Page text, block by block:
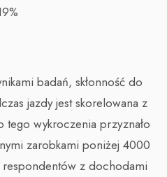
badań, skłonność do
jazdy jest skorelowana z
wykroczenia przyznało
zarobkami poniżej 4000
respondentów z dochodami